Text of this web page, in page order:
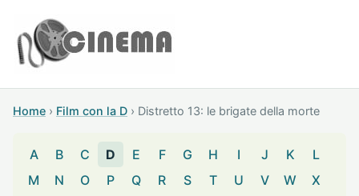
Home › Film con la D › Distretto 13: le brigate della morte
A B C D E F G H I J K
L
M
N O P Q R S T U V W
X